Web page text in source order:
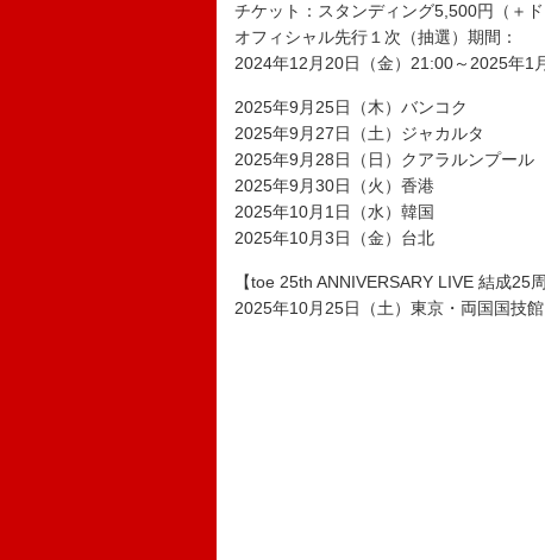
チケット：スタンディング5,500円（＋ド
オフィシャル先行１次（抽選）期間：
2024年12月20日（金）21:00～2025年1
2025年9月25日（木）バンコク
2025年9月27日（土）ジャカルタ
2025年9月28日（日）クアラルンプール
2025年9月30日（火）香港
2025年10月1日（水）韓国
2025年10月3日（金）台北
【toe 25th ANNIVERSARY LIVE 結成25
2025年10月25日（土）東京・両国国技館